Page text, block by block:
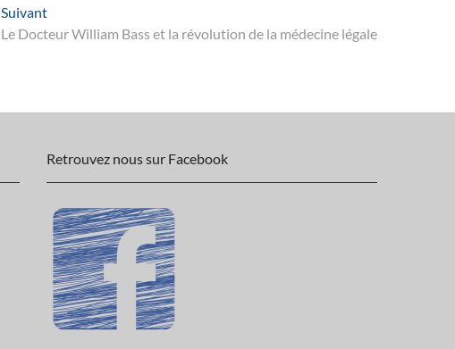
SuivantSuivant
post:
Le Docteur William Bass et la révolution de la médecine légale
Retrouvez nous sur Facebook